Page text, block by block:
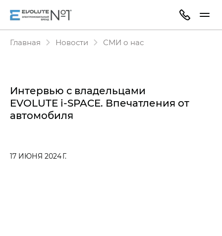
Главная Новости СМИ о нас
Интервью с владельцами
EVOLUTE i‑SPACE. Впечатления от
автомобиля
17 ИЮНЯ 2024 Г.